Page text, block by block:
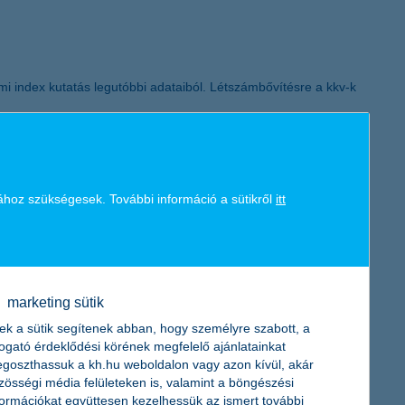
index kutatás legutóbbi adataiból. Létszámbővítésre a kkv-k
A mai naptól kezdve ismét látogathatók a K&H
csökkenthetik az autó fogyasztását – többek között
szükségesek. További információ a sütikről itt
marketing sütik
a sütik segítenek abban, hogy személyre szabott, a
érdeklődési körének megfelelő ajánlatainkat
a kh.hu weboldalon vagy azon kívül, akár
média felületeken is, valamint a böngészési
együttesen kezelhessük az ismert további